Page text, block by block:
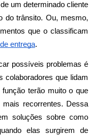
um determinado cliente
do trânsito. Ou, mesmo,
que o classificam
entrega.
possíveis problemas é
colaboradores que lidam
terão muito o que
mais recorrentes. Dessa
soluções sobre como
elas surgirem de